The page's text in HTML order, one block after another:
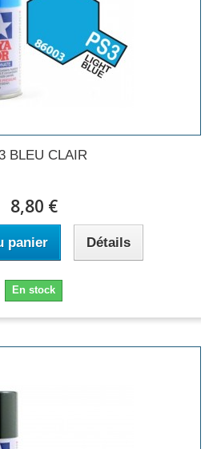
BLEU CLAIR
8,80 €
panier Détails
En stock